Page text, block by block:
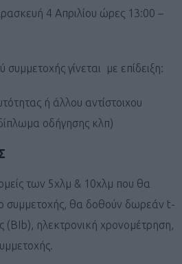
4 Απριλίου ώρες 13:00 –
γίνεται με επίδειξη:
ή άλλου αντίστοιχου
οδήγησης κλπ)
των 5χλμ & 10χλμ που θα
συμμετοχής, θα δοθούν δωρεάν t-
(BIb), ηλεκτρονική χρονομέτρηση,